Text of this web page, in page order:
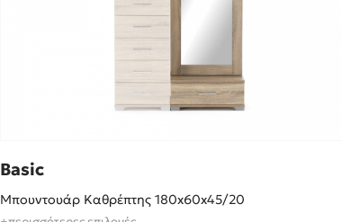
Basic
Μπουντουάρ Καθρέπτης 180x60x45/20